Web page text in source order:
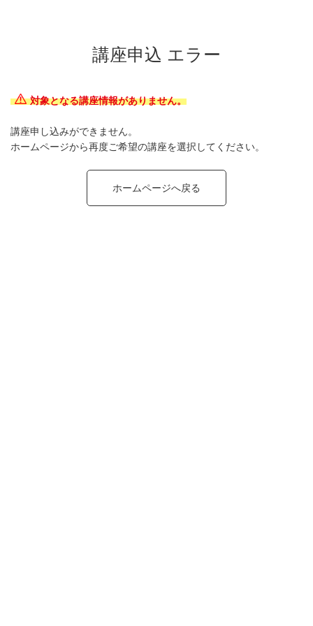
講座申込 エラー
対象となる講座情報がありません。
講座申し込みができません。
ホームページから再度ご希望の講座を選択してください。
ホームページへ戻る